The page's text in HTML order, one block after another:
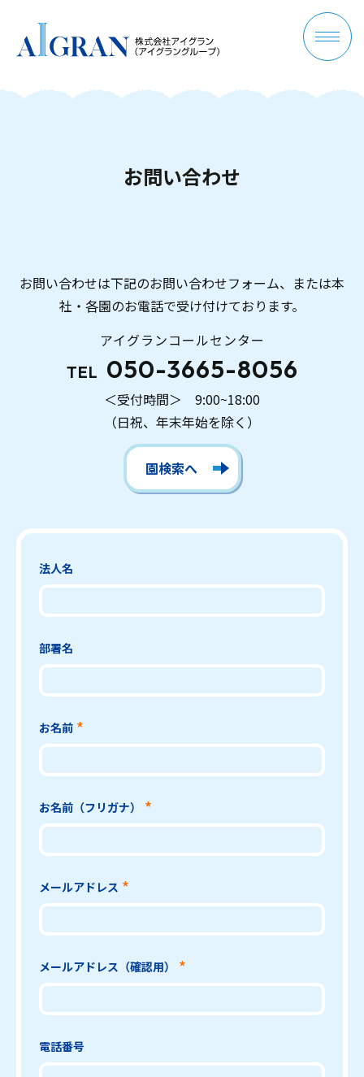
お問い合わせ
お問い合わせは下記のお問い合わせフォーム、または本
社・各園のお電話で受け付けております。
アイグランコールセンター
TEL 050-3665-8056
＜受付時間＞ 9:00~18:00
（日祝、年末年始を除く）
園検索へ
法人名
部署名
お名前
お名前（フリガナ）
メールアドレス
メールアドレス（確認用）
電話番号